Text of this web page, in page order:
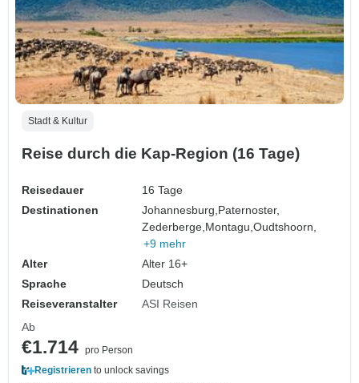
Stadt & Kultur
Reise durch die Kap-Region (16 Tage)
Reisedauer
16 Tage
Destinationen
Johannesburg,Paternoster,
Zederberge,Montagu,Oudtshoorn,
+9 mehr
Alter
Alter 16+
Sprache
Deutsch
Reiseveranstalter
ASI Reisen
Ab
€1.714 pro Person
Registrieren to unlock savings